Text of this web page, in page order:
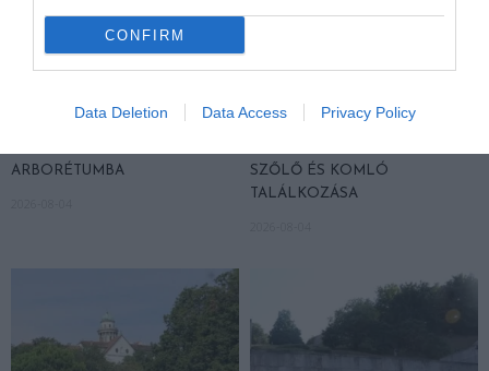
CONFIRM
Data Deletion Data Access Privacy Policy
ARBORÉTUMBA
KIRÁNDULÁS PANNONHALMA
SZŐLŐ ÉS KOMLÓ
TALÁLKOZÁSA